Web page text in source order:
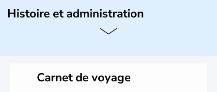
Histoire et administration
Pays d'Asie du Sud-Est situé sur l'est de la péninsule
nom récent de l'ancienne Saïgon.
Carnet de voyage